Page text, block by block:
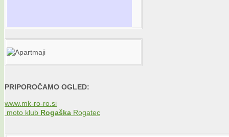
PRIPOROČAMO OGLED:
www.mk-ro-ro.si
moto klub Rogaška Rogatec